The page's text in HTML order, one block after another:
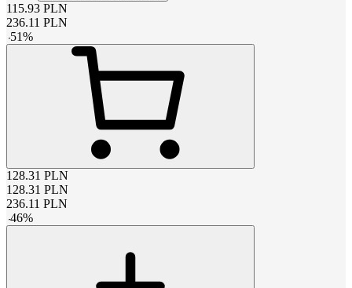
115.93 PLN
236.11 PLN
-51%
128.31 PLN
128.31 PLN
236.11 PLN
-46%